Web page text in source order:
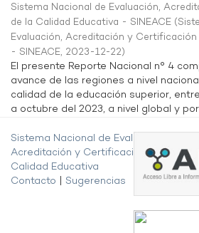
Sistema Nacional de Evaluación,
de la Calidad Educativa - SINEACE (
Evaluación, Acreditación y
- SINEACE, 2023-12-22)
El presente Reporte Nacional n° 4
avance de las regiones a nivel
calidad de la educación superior,
a octubre del 2023, a nivel global y por
Sistema Nacional de Evaluación,
Acreditación y Certificación de la
Calidad Educativa
Contacto
Sugerencias